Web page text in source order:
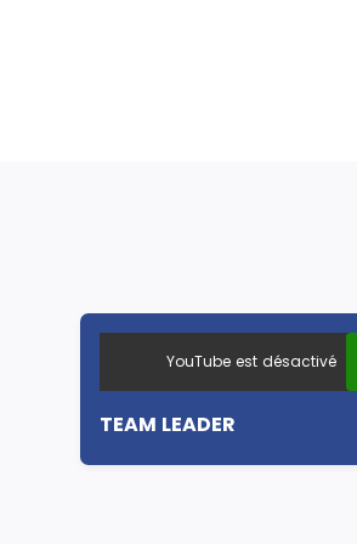
YouTube est désactivé
TEAM LEADER